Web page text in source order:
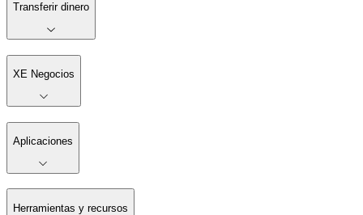
Transferir dinero
XE Negocios
Aplicaciones
Herramientas y recursos